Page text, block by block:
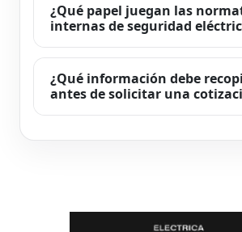
¿Qué papel juegan las
internas de seguridad
¿Qué información debe
antes de solicitar una